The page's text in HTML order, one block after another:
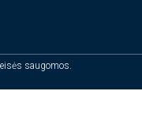
saugomos.